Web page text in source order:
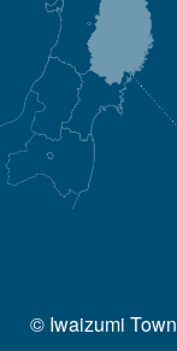
© Iwaizumi Town